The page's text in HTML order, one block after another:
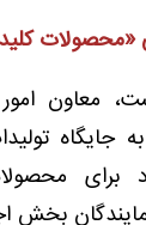
معاون امور
جایگاه
برای
بخش